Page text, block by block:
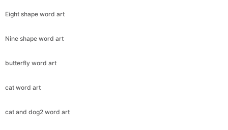
Eight shape word art
Nine shape word art
butterfly word art
cat word art
cat and dog2 word art